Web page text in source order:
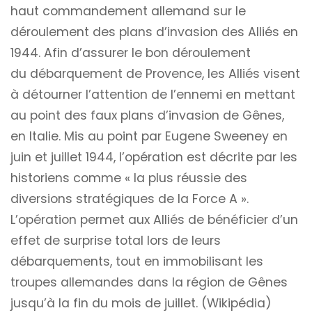
haut commandement allemand sur le
déroulement des plans d’invasion des Alliés en
1944. Afin d’assurer le bon déroulement
du débarquement de Provence, les Alliés visent
à détourner l’attention de l’ennemi en mettant
au point des faux plans d’invasion de Gênes,
en Italie. Mis au point par Eugene Sweeney en
juin et juillet 1944, l’opération est décrite par les
historiens comme « la plus réussie des
diversions stratégiques de la Force A ».
L’opération permet aux Alliés de bénéficier d’un
effet de surprise total lors de leurs
débarquements, tout en immobilisant les
troupes allemandes dans la région de Gênes
jusqu’à la fin du mois de juillet. (Wikipédia)